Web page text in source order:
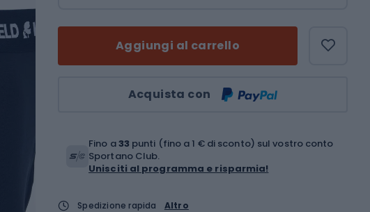
Aggiungi al carrello
Acquista con
Fino a33 punti (fino a 1 € di sconto) sul vostro conto
Sportano Club.
Unisciti al programma e risparmia!
Spedizione rapida
Altro